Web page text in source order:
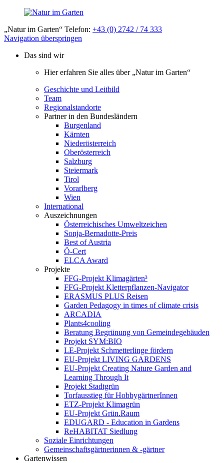
„Natur im Garten“ Telefon: +43 (0) 2742 / 74 333
Navigation überspringen
Das sind wir
Hier erfahren Sie alles über „Natur im Garten“
Geschichte und Leitbild
Team
Regionalstandorte
Partner in den Bundesländern
Burgenland
Kärnten
Niederösterreich
Oberösterreich
Salzburg
Steiermark
Tirol
Vorarlberg
Wien
International
Auszeichnungen
Österreichisches Umweltzeichen
Sonja-Bernadotte-Preis
Best of Austria
Ö-Cert
ELCA Award
Projekte
FFG-Projekt Klimagärten³
FFG-Projekt Kletterpflanzen-Navigator
ERASMUS PLUS Reisen
Garden Pedagogy in times of climate crisis
ARCADIA
Plants4cooling
Beratung Begrünung von Gemeindegebäuden
Projekt SYM:BIO
LE-Projekt Schmetterlinge fördern
EU-Projekt LIVING GARDENS
EU-Projekt Creating Nature Garden and
Learning Through It
Projekt Stadtgrün
Torfausstieg für HobbygärtnerInnen
ETZ-Projekt Klimagrün
EU-Projekt Grün.Raum
EDUGARD - Education in Gardens
ReHABITAT Siedlung
Soziale Einrichtungen
Gemeinschaftsgärtnerinnen & -gärtner
Gartenwissen